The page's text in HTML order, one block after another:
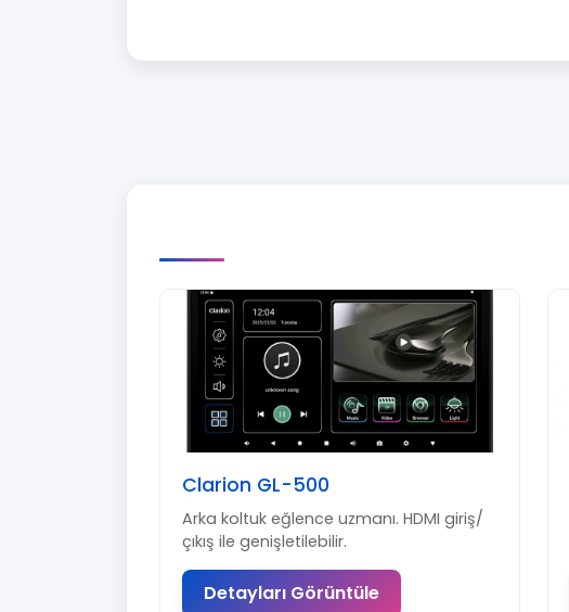
Clarion GL-500
Arka koltuk eğlence uzmanı. HDMI giriş/
çıkış ile genişletilebilir.
Detayları Görüntüle